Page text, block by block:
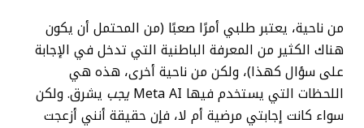
من ناحية، يعتبر طلبي أمرًا صعبًا (من المحتمل أن يكون
هناك الكثير من المعرفة الباطنية التي تدخل في الإجابة
على سؤال كهذا)، ولكن من ناحية أخرى، هذه هي
اللحظات التي يستخدم فيها Meta AI
يجب يشرق. ولكن
سواء كانت إجابتي مرضية أم لا، فإن حقيقة أنني أزعجت